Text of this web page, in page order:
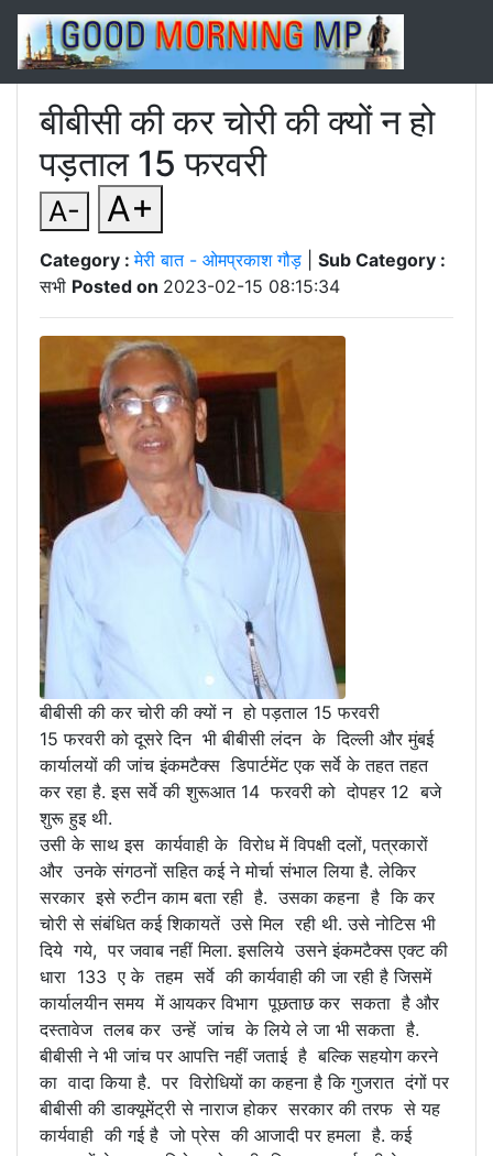
बीबीसी की कर चोरी की क्यों न हो
पड़ताल 15 फरवरी
A- A+
Category :मेरी बात - ओमप्रकाश गौड़
Sub Category :
सभी Posted on 2023-02-15 08:15:34
बीबीसी की कर चोरी की क्यों न हो पड़ताल 15 फरवरी
15 फरवरी को दूसरे दिन भी बीबीसी लंदन के दिल्ली और मुंबई
कार्यालयों की जांच इंकमटैक्स डिपार्टमेंट एक सर्वे के तहत तहत
कर रहा है. इस सर्वे की शुरूआत 14 फरवरी को दोपहर 12 बजे
शुरू हुइ थी.
उसी के साथ इस कार्यवाही के विरोध में विपक्षी दलों, पत्रकारों
और उनके संगठनों सहित कई ने मोर्चा संभाल लिया है. लेकिर
सरकार इसे रुटीन काम बता रही है. उसका कहना है कि कर
चोरी से संबंधित कई शिकायतें उसे मिल रही थी. उसे नोटिस भी
दिये गये, पर जवाब नहीं मिला. इसलिये उसने इंकमटैक्स एक्ट की
धारा 133 ए के तहम सर्वे की कार्यवाही की जा रही है जिसमें
कार्यालयीन समय में आयकर विभाग पूछताछ कर सकता है और
दस्तावेज तलब कर उन्हें जांच के लिये ले जा भी सकता है.
बीबीसी ने भी जांच पर आपत्ति नहीं जताई है बल्कि सहयोग करने
का वादा किया है. पर विरोधियों का कहना है कि गुजरात दंगों पर
बीबीसी की डाक्यूमेंट्री से नाराज होकर सरकार की तरफ से यह
कार्यवाही की गई है जो प्रेस की आजादी पर हमला है. कई